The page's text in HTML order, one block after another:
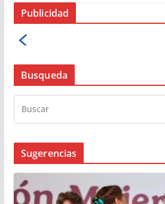
Publicidad
Busqueda
Sugerencias